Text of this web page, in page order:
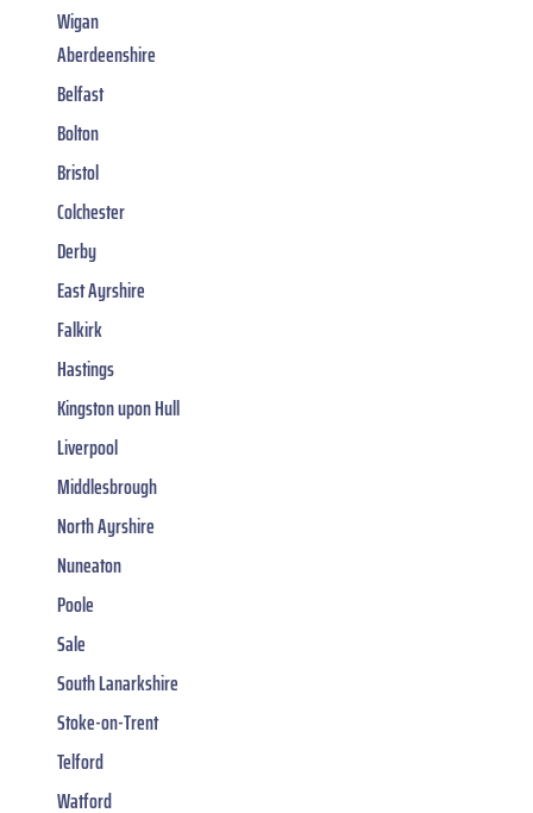
Wigan
Aberdeenshire
Belfast
Bolton
Bristol
Colchester
Derby
East Ayrshire
Falkirk
Hastings
Kingston upon Hull
Liverpool
Middlesbrough
North Ayrshire
Nuneaton
Poole
Sale
South Lanarkshire
Stoke-on-Trent
Telford
Watford